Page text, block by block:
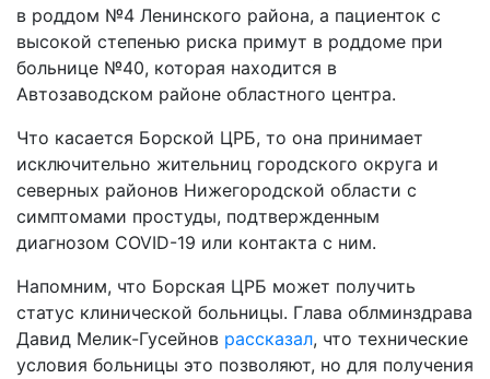
в роддом №4 Ленинского района, а пациенток с
высокой степенью риска примут в роддоме при
больнице №40, которая находится в
Автозаводском районе областного центра.
Что касается Борской ЦРБ, то она принимает
исключительно жительниц городского округа и
северных районов Нижегородской области с
симптомами простуды, подтвержденным
диагнозом COVID-19 или контакта с ним.
Напомним, что Борская ЦРБ может получить
статус клинической больницы. Глава облминздрава
Давид Мелик-Гусейнов рассказал, что технические
условия больницы это позволяют, но для получения